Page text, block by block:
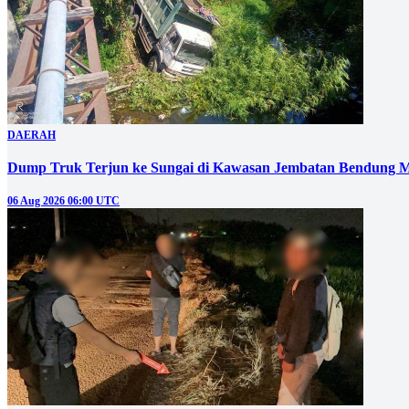
DAERAH
Dump Truk Terjun ke Sungai di Kawasan Jembatan Bendung
06 Aug 2026 06:00 UTC